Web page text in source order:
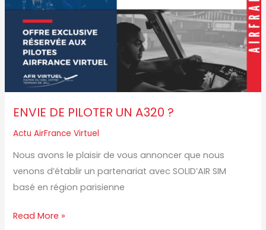
ENVIE DE PILOTER UN A320 ?
Actu AirFrance Virtuel
Nous avons le plaisir de vous annoncer que nous
venons d’établir un partenariat avec SOLID’AIR SIM
basé en région parisienne
Read More »